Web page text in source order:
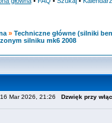
» Techniczne główne (silniki
silniku mk6 2008
16 Mar 2026, 21:26 Dzwięk przy